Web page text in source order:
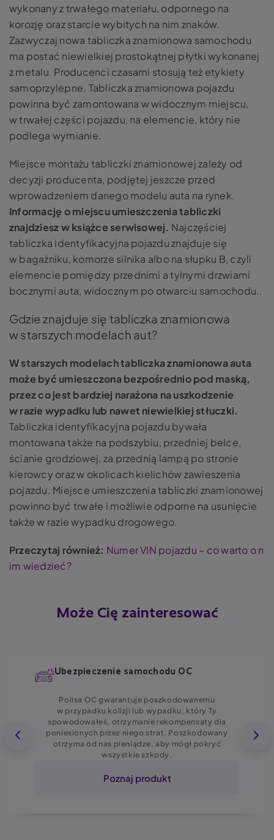
wykonany z trwałego materiału, odpornego na
korozję oraz starcie wybitych na nim znaków.
Zazwyczaj nowa tabliczka znamionowa samochodu
ma postać niewielkiej prostokątnej płytki wykonanej
z metalu. Producenci czasami stosują też etykiety
samoprzylepne. Tabliczka znamionowa pojazdu
powinna być zamontowana w widocznym miejscu,
w trwałej części pojazdu, na elemencie, który nie
podlega wymianie.
Miejsce montażu tabliczki znamionowej zależy od
decyzji producenta, podjętej jeszcze przed
wprowadzeniem danego modelu auta na rynek.
Informację o miejscu umieszczenia tabliczki
znajdziesz w książce serwisowej. Najczęściej
tabliczka identyfikacyjna pojazdu znajduje się
w bagażniku, komorze silnika albo na słupku B, czyli
elemencie pomiędzy przednimi a tylnymi drzwiami
bocznymi auta, widocznym po otwarciu samochodu..
Gdzie znajduje się tabliczka znamionowa
w starszych modelach aut?
W starszych modelach tabliczka znamionowa auta
może być umieszczona bezpośrednio pod maską,
przez co jest bardziej narażona na uszkodzenie
w razie wypadku lub nawet niewielkiej stłuczki.
Tabliczka identyfikacyjna pojazdu bywała
montowana także na podszybiu, przedniej belce,
ścianie grodziowej, za przednią lampą po stronie
kierowcy oraz w okolicach kielichów zawieszenia
pojazdu. Miejsce umieszczenia tabliczki znamionowej
powinno być trwałe i możliwie odporne na usunięcie
także w razie wypadku drogowego.
Przeczytaj również: Numer VIN pojazdu – co warto o n
im wiedzieć?
Może Cię zainteresować
Ubezpieczenie samochodu OC
Polisa OC gwarantuje poszkodowanemu
w przypadku kolizji lub wypadku, który Ty
spowodowałeś, otrzymanie rekompensaty dla
poniesionych przez niego strat. Poszkodowany
otrzyma od nas pieniądze, aby mógł pokryć
wszystkie szkody.
Poznaj produkt